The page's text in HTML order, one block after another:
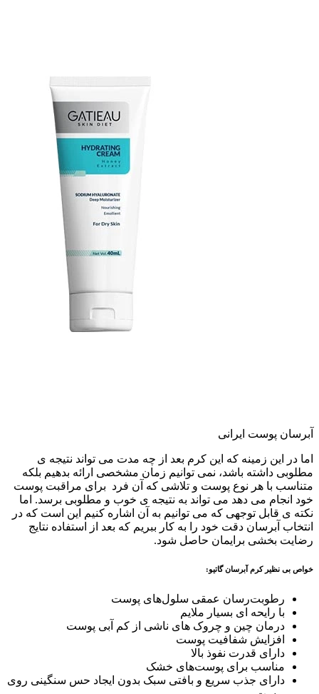
آبرسان پوست ایرانی
اما در این زمینه که این کرم بعد از چه مدت می تواند نتیجه ی
مطلوبی داشته باشد، نمی توانیم زمان مشخصی ارائه بدهیم بلکه
متناسب با هر نوع پوست و تلاشی که آن فرد برای مراقبت پوست
خود انجام می دهد می تواند به نتیجه ی خوب و مطلوبی برسد. اما
نکته ی قابل توجهی که می توانیم به آن اشاره کنیم این است که در
انتخاب آبرسان دقت خود را به کار ببریم که بعد از استفاده نتایج
رضایت بخشی برایمان حاصل شود.
خواص بی نظیر کرم آبرسان گاتیو:
رطوبت‌رسان عمقی سلول‌های پوست
با رایحه ای بسیار ملایم
درمان چین و چروک های ناشی از کم آبی پوست
افزایش شفافیت پوست
دارای قدرت نفوذ بالا
مناسب برای پوست‌های خشک
دارای جذب سریع و بافتی سبک بدون ایجاد حس سنگینی روی